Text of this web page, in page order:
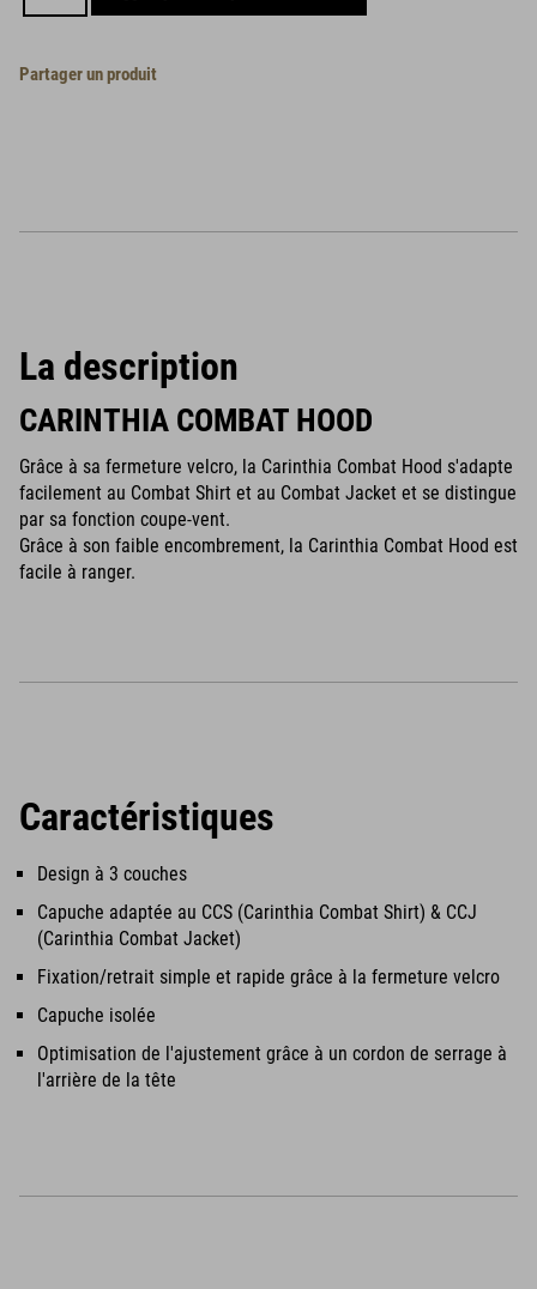
Partager un produit
La description
CARINTHIA COMBAT HOOD
Grâce à sa fermeture velcro, la Carinthia Combat Hood s'adapte
facilement au Combat Shirt et au Combat Jacket et se distingue
par sa fonction coupe-vent.
Grâce à son faible encombrement, la Carinthia Combat Hood est
facile à ranger.
Caractéristiques
Design à 3 couches
Capuche adaptée au CCS (Carinthia Combat Shirt) & CCJ
(Carinthia Combat Jacket)
Fixation/retrait simple et rapide grâce à la fermeture velcro
Capuche isolée
Optimisation de l'ajustement grâce à un cordon de serrage à
l'arrière de la tête